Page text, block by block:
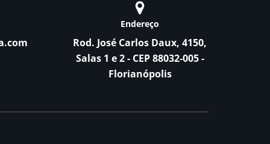
Endereço
Rod. José Carlos Daux, 4150,
Salas 1 e 2 - CEP 88032-005 -
Florianópolis